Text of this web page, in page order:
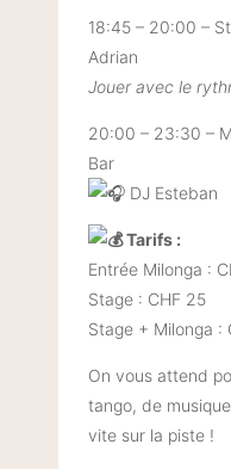
18:45 – 20:00 –
Adrian
Jouer avec le
20:00 – 23:30 –
Bar
DJ Esteban
Tarifs :
Entrée Milonga :
Stage : CHF 25
Stage + Milonga :
On vous attend
tango, de
vite sur la piste !